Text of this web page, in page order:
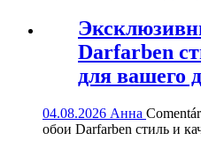
Darfarben
для вашего
04.08.2026 Анна
обои Darfarben стиль и